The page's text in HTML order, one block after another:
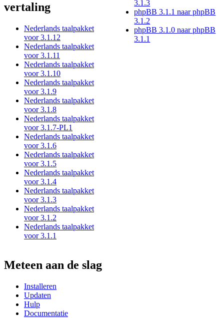
vertaling
Nederlands taalpakket
voor 3.1.12
Nederlands taalpakket
voor 3.1.11
Nederlands taalpakket
voor 3.1.10
Nederlands taalpakket
voor 3.1.9
Nederlands taalpakket
voor 3.1.8
Nederlands taalpakket
voor 3.1.7-PL1
Nederlands taalpakket
voor 3.1.6
Nederlands taalpakket
voor 3.1.5
Nederlands taalpakket
voor 3.1.4
Nederlands taalpakket
voor 3.1.3
Nederlands taalpakket
voor 3.1.2
Nederlands taalpakket
voor 3.1.1
3.1.3
phpBB 3.1.1 naar phpBB
3.1.2
phpBB 3.1.0 naar phpBB
3.1.1
Meteen aan de slag
Installeren
Updaten
Hulp
Documentatie